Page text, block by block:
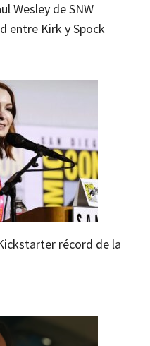
Wesley de SNW
entre Kirk y Spock
récord de la